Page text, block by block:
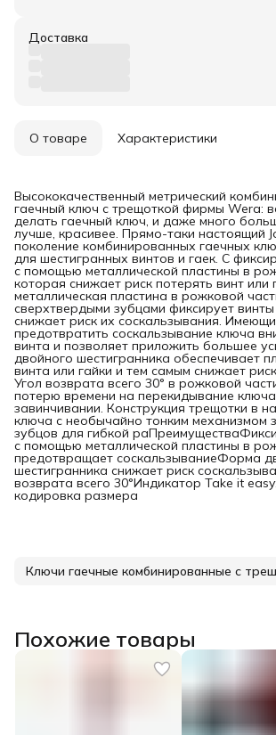
Доставка
О товаре Характеристики
Высококачественный метрический
гаечный ключ с трещоткой фирмы Wera:
делать гаечный ключ, и даже много
лучше, красивее. Прямо-таки настоящий
поколение комбинированных гаечных
для шестигранных винтов и гаек. С
с помощью металлической пластины в
которая снижает риск потерять винт или
металлическая пластина в рожковой
сверхтвердыми зубцами фиксирует винты
снижает риск их соскальзывания.
предотвратить соскальзывание ключа
винта и позволяет приложить большее
двойного шестигранника обеспечивает
винта или гайки и тем самым снижает
Угол возврата всего 30° в рожковой
потерю времени на перекидывание
завинчивании. Конструкция трещотки в
ключа с необычайно тонким механизмом
зубцов для гибкой
с помощью металлической пластины в
предотвращает соскальзываниеФорма
шестигранника снижает риск
возврата всего 30°Индикатор Take it
кодировка размера
Похожие товары